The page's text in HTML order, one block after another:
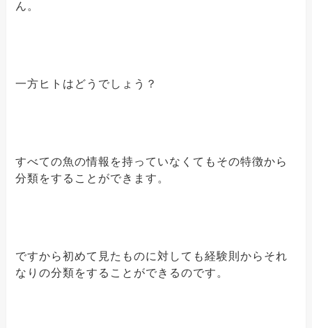
ん。
一方ヒトはどうでしょう？
すべての魚の情報を持っていなくてもその特徴から
分類をすることができます。
ですから初めて見たものに対しても経験則からそれ
なりの分類をすることができるのです。